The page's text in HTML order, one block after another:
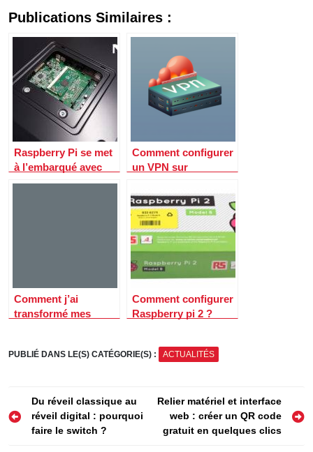
Publications Similaires :
Raspberry Pi se met
à l’embarqué avec
Compute Module 3
Comment configurer
un VPN sur
complet et étape par
étape
Comment j’ai
transformé mes
temps record grâce à
Comment configurer
Raspberry pi 2 ?
PUBLIÉ DANS LE(S) CATÉGORIE(S) : ACTUALITÉS
Navigation
de
Du réveil classique au
réveil digital : pourquoi
faire le switch ?
Relier matériel et interface
web : créer un QR code
gratuit en quelques clics